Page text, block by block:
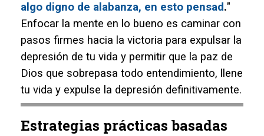
algo digno de alabanza, en esto pensad."
Enfocar la mente en lo bueno es caminar con
pasos firmes hacia la victoria para expulsar la
depresión de tu vida y permitir que la paz de
Dios que sobrepasa todo entendimiento, llene
tu vida y expulse la depresión definitivamente.
Estrategias prácticas basadas